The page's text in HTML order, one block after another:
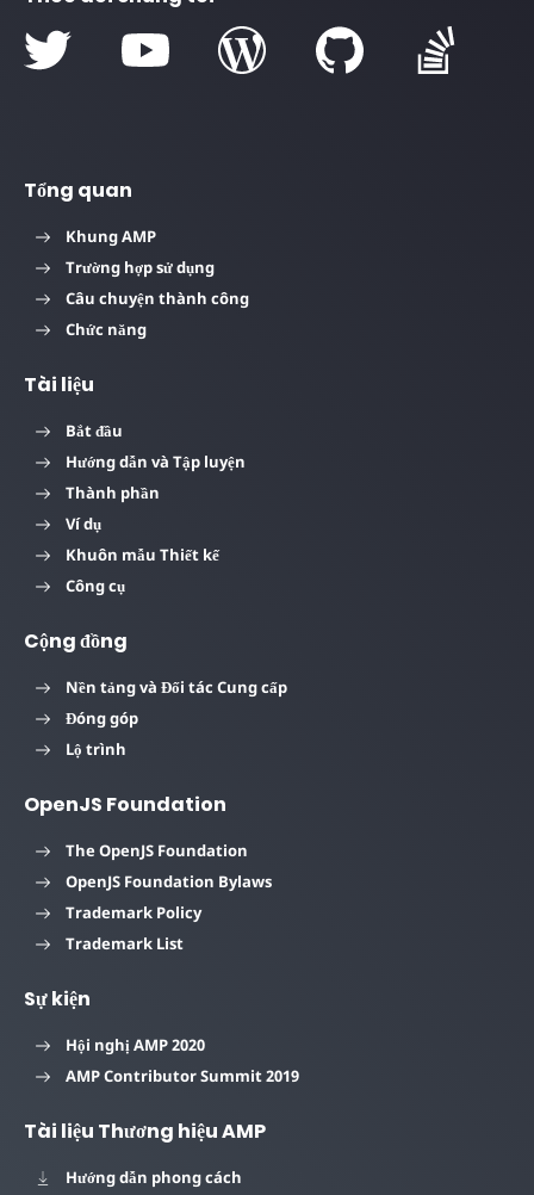
Tổng quan
Khung AMP
Trường hợp sử dụng
Câu chuyện thành công
Chức năng
Tài liệu
Bắt đầu
Hướng dẫn và Tập luyện
Thành phần
Ví dụ
Khuôn mẫu Thiết kế
Công cụ
Cộng đồng
Nền tảng và Đối tác Cung cấp
Đóng góp
Lộ trình
OpenJS Foundation
The OpenJS Foundation
OpenJS Foundation Bylaws
Trademark Policy
Trademark List
Sự kiện
Hội nghị AMP 2020
AMP Contributor Summit 2019
Tài liệu Thương hiệu AMP
Hướng dẫn phong cách